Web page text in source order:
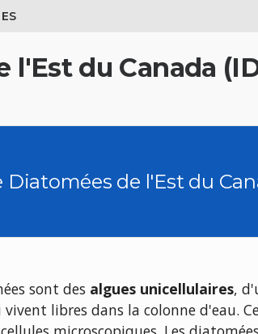
du Canada
Diatomées de l'Est du
sont des algues unicellulaires,
vivent libres dans la colonne d'eau.